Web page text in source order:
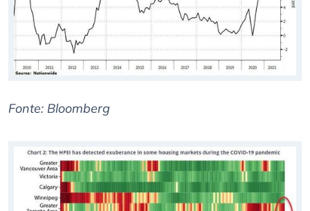
Fonte: Bloomberg